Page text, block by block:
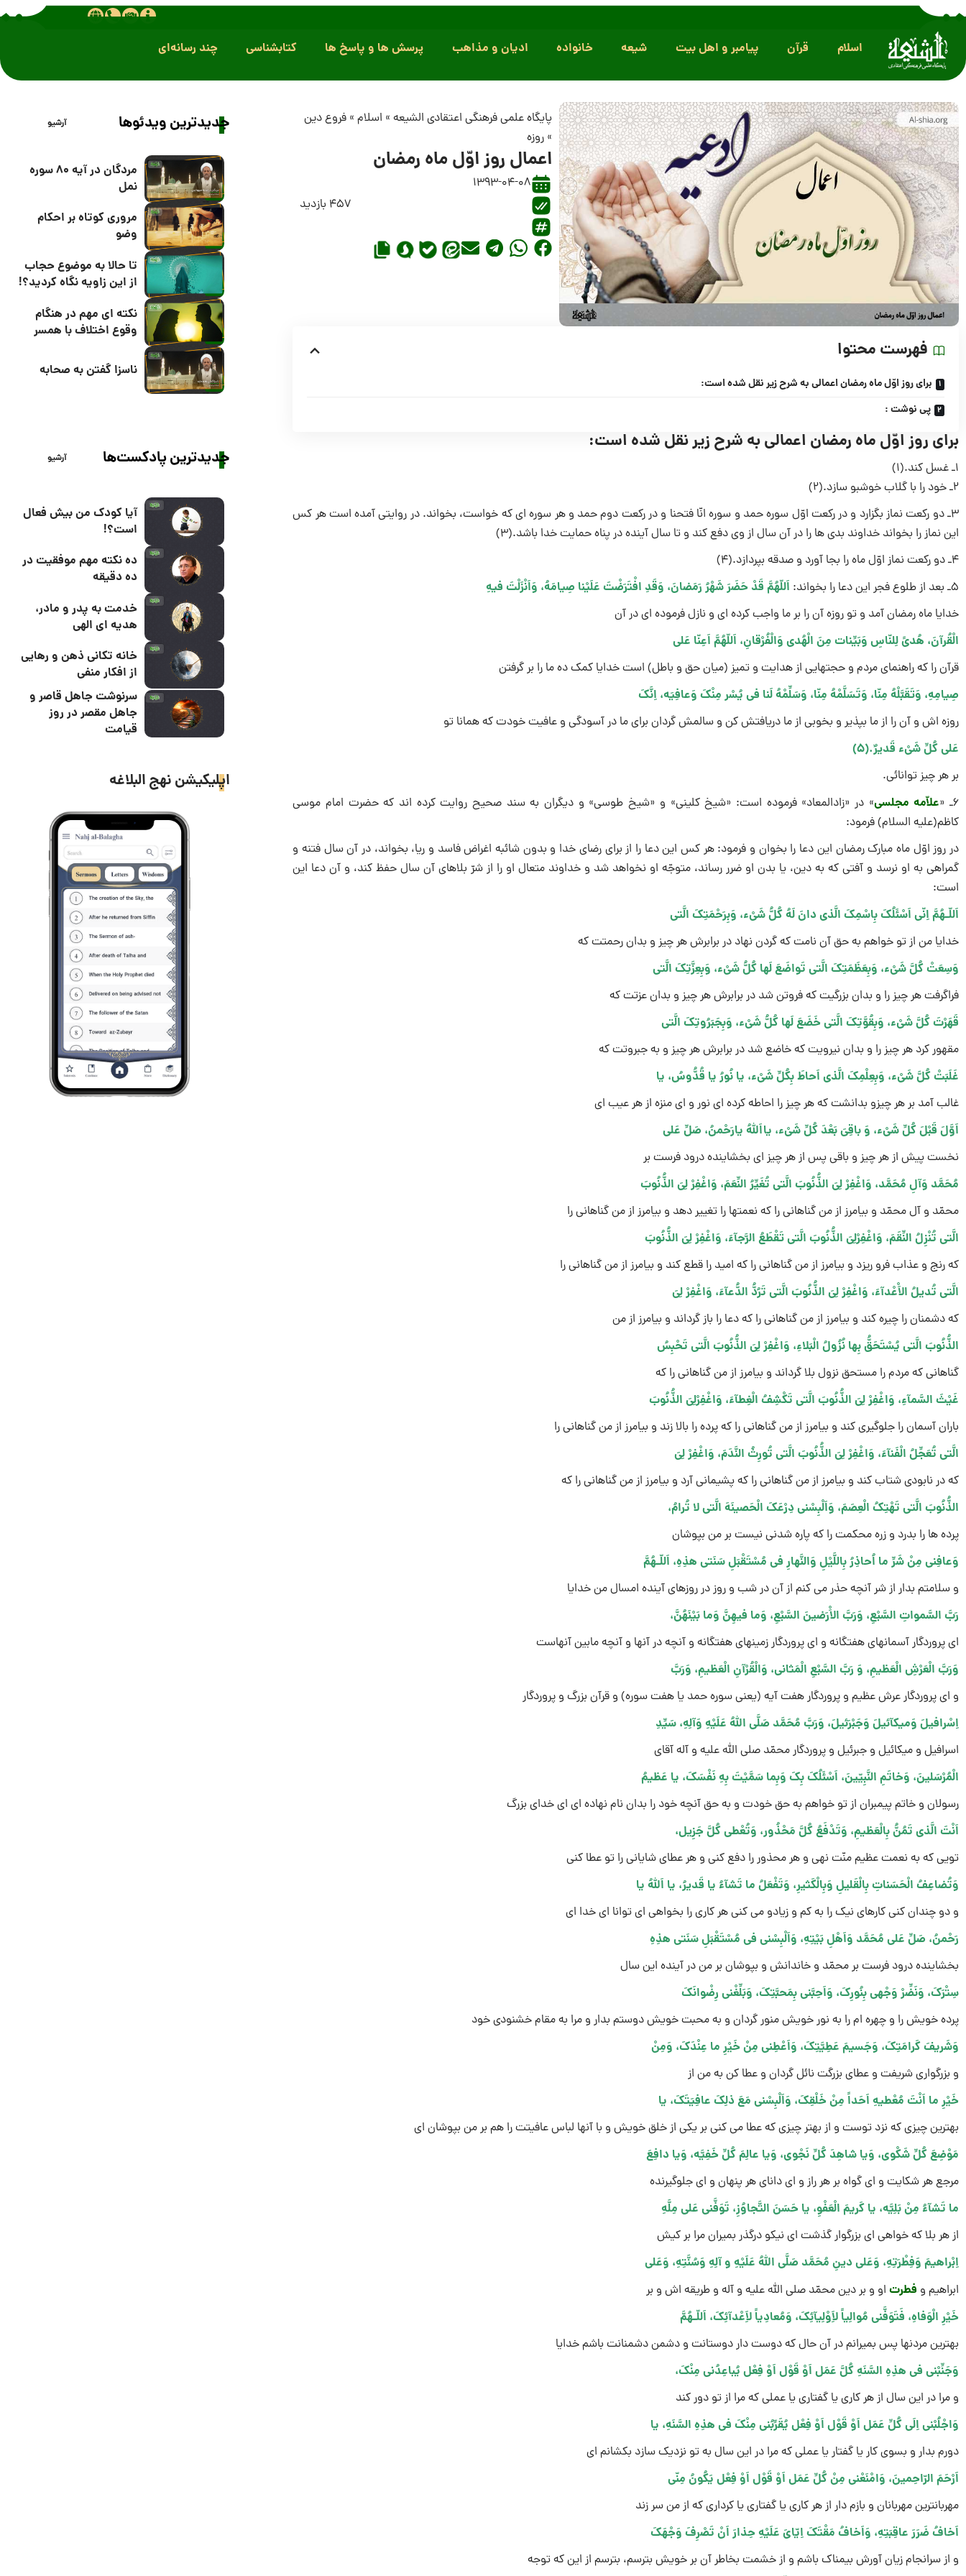
اسلام قرآن پیامبر و اهل بیت شیعه خانواده ادیان و مذاهب پرسش ها و پاسخ ها کتابشناسی چند رسانه‌ای
پایگاه علمی فرهنگی اعتقادی الشیعه » اسلام »فروع دین
»روزه
اعمال روز اوّل ماه رمضان
1393-04-08
457 بازدید
فهرست محتوا
براى روز اوّل ماه رمضان اعمالى به شرح زیر نقل شده است:
پی نوشت :
براى روز اوّل ماه رمضان اعمالى به شرح زیر نقل شده است:
۱ـ غسل کند.(۱)
۲ـ خود را با گلاب خوشبو سازد.(۲)
۳ـ دو رکعت نماز بگزارد و در رکعت اوّل سوره حمد و سوره انّا فتحنا و در رکعت دوم حمد و هر سوره اى که خواست، بخواند. در روایتى آمده است هر کس
این نماز را بخواند خداوند بدى ها را در آن سال از وى دفع کند و تا سال آینده در پناه حمایت خدا باشد.(۳)
۴ـ دو رکعت نماز اوّل ماه را بجا آورد و صدقه بپردازد.(۴)
۵ـ بعد از طلوع فجر این دعا را بخواند:
اَللّهُمَّ قَدْ حَضَرَ شَهْرُ رَمَضانَ، وَقَدِ افْتَرَضْتَ عَلَیْنا صِیامَهُ، وَاَنْزَلْتَ فیهِ
خدایا ماه رمضان آمد و تو روزه آن را بر ما واجب کرده اى و نازل فرموده اى در آن
الْقُرآنَ، هُدىً لِلنّاسِ وَبَیِّنات مِنَ الْهُدى وَالْفُرْقانِ، اَللّهُمَّ اَعِنّا عَلى
قرآن را که راهنماى مردم و حجتهایى از هدایت و تمیز (میان حق و باطل) است خدایا کمک ده ما را بر گرفتن
صِیامِهِ، وَتَقَبَّلْهُ مِنّا، وَتَسَلَّمْهُ مِنّا، وَسَلِّمْهُ لَنا فى یُسْر مِنْکَ وَعافِیَه، اِنَّکَ
روزه اش و آن را از ما بپذیر و بخوبى از ما دریافتش کن و سالمش گردان براى ما در آسودگى و عافیت خودت که همانا تو
عَلى کُلِّ شَىْء قَدیرٌ.(۵)
بر هر چیز توانائى.
۶ـ «
علاّمه مجلسى» در «زادالمعاد» فرموده است: «شیخ کلینى» و «شیخ طوسى» و دیگران به سند صحیح روایت کرده اند که حضرت امام موسى
کاظم(علیه السلام) فرمود:
در روز اوّل ماه مبارک رمضان این دعا را بخوان و فرمود: هر کس این دعا را از براى رضاى خدا و بدون شائبه اغراض فاسد و ریا، بخواند، در آن سال فتنه و
گمراهى به او نرسد و آفتى که به دین، یا بدن او ضرر رساند، متوجّه او نخواهد شد و خداوند متعال او را از شرّ بلاهاى آن سال حفظ کند، و آن دعا این
است:
اَللّـهُمَّ اِنّى اَسْئَلُکَ بِاسْمِکَ الَّذى دانَ لَهُ کُلُّ شَىْء، وَبِرَحْمَتِکَ الَّتى
خدایا من از تو خواهم به حق آن نامت که گردن نهاد در برابرش هر چیز و بدان رحمتت که
وَسِعَتْ کُلَّ شَىْء، وَبِعَظَمَتِکَ الَّتى تَواضَعَ لَها کُلُّ شَىْء، وَبِعِزَّتِکَ الَّتى
فراگرفت هر چیز را و بدان بزرگیت که فروتن شد در برابرش هر چیز و بدان عزتت که
قَهَرْتَ کُلَّ شَىْء، وَبِقُوَّتِکَ الَّتى خَضَعَ لَها کُلُّ شَىْء، وَبِجَبَرُوتِکَ الَّتى
مقهور کرد هر چیز را و بدان نیرویت که خاضع شد در برابرش هر چیز و به جبروتت که
غَلَبَتْ کُلَّ شَىْء، وَبِعِلْمِکَ الَّذى اَحاطَ بِکُلِّ شَىْء، یا نُورُ یا قُدُّوسُ، یا
غالب آمد بر هر چیزو بدانشت که هر چیز را احاطه کرده اى نور و اى منزه از هر عیب اى
اَوَّلَ قَبْلَ کُلِّ شَىْء، وَ باقِىَ بَعْدَ کُلِّ شَىْء، یااَللهُ یارَحْمنُ، صَلِّ عَلى
نخست پیش از هر چیز و باقى پس از هر چیز اى بخشاینده درود فرست بر
مُحَمَّد وَآلِ مُحَمَّد، وَاغْفِرْ لِىَ الذُّنُوبَ الَّتى تُغَیِّرُ النِّعَمَ، وَاغْفِرْ لِىَ الذُّنُوبَ
محمّد و آل محمّد و بیامرز از من گناهانى را که نعمتها را تغییر دهد و بیامرز از من گناهانى را
الَّتى تُنْزِلُ النِّقَمَ، وَاغْفِرْلِىَ الذُّنُوبَ الَّتى تَقْطَعُ الرَّجآءَ، وَاغْفِرْ لِىَ الذُّنُوبَ
که رنج و عذاب فرو ریزد و بیامرز از من گناهانى را که امید را قطع کند و بیامرز از من گناهانى را
الَّتى تُدیلُ الاَْعْدآءَ، وَاغْفِرْ لِىَ الذُّنُوبَ الَّتى تَرُدُّ الدُّعآءَ، وَاغْفِرْ لِىَ
که دشمنان را چیره کند و بیامرز از من گناهانى را که دعا را باز گرداند و بیامرز از من
الذُّنُوبَ الَّتى یُسْتَحَقُّ بِها نُزُولُ الْبَلاءِ، وَاغْفِرْ لِىَ الذُّنُوبَ الَّتى تَحْبِسُ
گناهانى که مردم را مستحق نزول بلا گرداند و بیامرز از من گناهانى را که
غَیْثَ السَّمآءِ، وَاغْفِرْ لِىَ الذُّنُوبَ الَّتى تَکْشِفُ الْغِطآءَ، وَاغْفِرْلِىَ الذُّنُوبَ
باران آسمان را جلوگیرى کند و بیامرز از من گناهانى را که پرده را بالا زند و بیامرز از من گناهانى را
الَّتى تُعَجِّلُ الْفَنآءَ، وَاغْفِرْ لِىَ الذُّنُوبَ الَّتى تُورِثُ النَّدَمَ، وَاغْفِرْ لِىَ
که در نابودى شتاب کند و بیامرز از من گناهانى را که پشیمانى آرد و بیامرز از من گناهانى را که
الذُّنُوبَ الَّتى تَهْتِکُ الْعِصَمَ، وَاَلْبِسْنى دِرْعَکَ الْحَصینَهَ الَّتى لا تُرامُ،
پرده ها را بدرد و زره محکمت را که پاره شدنى نیست بر من بپوشان
وَعافِنى مِنْ شَرِّ ما اُحاذِرُ بِاللَّیْلِ وَالنَّهارِ فى مُسْتَقْبَلِ سَنَتى هذِهِ، اَللّـهُمَّ
و سلامتم بدار از شر آنچه حذر مى کنم از آن در شب و روز در روزهاى آینده امسال من خدایا
رَبَّ السَّمواتِ السَّبْعِ، وَرَبَّ الاَْرَضینَ السَّبْعِ، وَما فیهِنَّ وَما بَیْنَهُنَّ،
اى پروردگار آسمانهاى هفتگانه و اى پروردگار زمینهاى هفتگانه و آنچه در آنها و آنچه مابین آنهاست
وَرَبَّ الْعَرْشِ الْعَظیمِ، وَ رَبَّ السَّبْعِ الْمَثانى، وَالْقُرْآنِ الْعَظیمِ، وَرَبَّ
و اى پروردگار عرش عظیم و پروردگار هفت آیه (یعنى سوره حمد یا هفت سوره) و قرآن بزرگ و پروردگار
اِسْرافیلَ وَمیکآئیلَ وَجَبْرَئیلَ، وَرَبَّ مُحَمَّد صَلَّى اللهُ عَلَیْهِ وَآلِهِ، سَیِّدِ
اسرافیل و میکائیل و جبرئیل و پروردگار محمّد صلى الله علیه و آله آقاى
الْمُرْسَلینَ، وَخاتَمِ النَّبِیّینَ، اَسْئَلُکَ بِکَ وَبِما سَمَّیْتَ بِهِ نَفْسَکَ، یا عَظیمُ
رسولان و خاتم پیمبران از تو خواهم به حق خودت و به حق آنچه خود را بدان نام نهاده اى اى خداى بزرگ
اَنْتَ الَّذى تَمُنُّ بِالْعَظیمِ، وَتَدْفَعُ کُلَّ مَحْذُور، وَتُعْطى کُلَّ جَزِیل،
تویى که به نعمت عظیم منّت نهى و هر محذور را دفع کنى و هر عطاى شایانى را تو عطا کنى
وَتُضاعِفُ الْحَسَناتِ بِالْقَلیلِ وَبِالْکَثیرِ، وَتَفْعَلُ ما تَشآءُ یا قَدیرُ، یا اَللهُ یا
و دو چندان کنى کارهاى نیک را به کم و زیادو مى کنى هر کارى را بخواهى اى توانا اى خدا اى
رَحْمنُ، صَلِّ عَلى مُحَمَّد وَاَهْلِ بَیْتِهِ، وَاَلْبِسْنى فى مُسْتَقْبَلِ سَنَتى هذِهِ
بخشاینده درود فرست بر محمّد و خاندانش و بپوشان بر من در آینده این سال
سِتْرَکَ، وَنَضِّرْ وَجْهى بِنُورِکَ، وَاَحِبَّنى بِمَحبَّتِکَ، وَبَلِّغْنى رِضْوانَکَ
پرده خویش را و چهره ام را به نور خویش منور گردان و به محبت خویش دوستم بدار و مرا به مقام خشنودى خود
وَشَریفَ کَرامَتِکَ، وَجَسیمَ عَطِیَّتِکَ، وَاَعْطِنى مِنْ خَیْرِ ما عِنْدَکَ، وَمِنْ
و بزرگوارى شریفت و عطاى بزرگت نائل گردان و عطا کن به من از
خَیْرِ ما اَنْتَ مُعْطیهِ اَحَداً مِنْ خَلْقِکَ، وَاَلْبِسْنى مَعَ ذلِکَ عافِیَتَکَ، یا
بهترین چیزى که نزد توست و از بهتر چیزى که عطا مى کنى بر یکى از خلق خویش و با آنها لباس عافیتت را هم بر من بپوشان اى
مَوْضِعَ کُلِّ شَکْوى، وَیا شاهِدَ کُلِّ نَجْوى، وَیا عالِمَ کُلِّ خَفِیَّه، وَیا دافِعَ
مرجع هر شکایت و اى گواه بر هر راز و اى داناى هر پنهان و اى جلوگیرنده
ما تَشآءُ مِنْ بَلِیَّه، یا کَریمَ الْعَفْوِ، یا حَسَنَ التَّجاوُزِ، تَوَفَّنى عَلى مِلَّهِ
از هر بلا که خواهى اى بزرگوار گذشت اى نیکو درگذر بمیران مرا بر کیش
اِبْراهیمَ وَفِطْرَتِهِ، وَعَلى دینِ مُحَمَّد صَلَّى اللهُ عَلَیْهِ و آلِهِ وَسُنَّتِهِ، وَعَلى
ابراهیم و فطرت او و بر دین محمّد صلى الله علیه و آله و طریقه اش و بر
خَیْرِ الْوَفاهِ، فَتَوَفَّنى مُوالِیاً لاَِوْلِیآئِکَ، وَمُعادِیاً لاَِعْدآئِکَ، اَللّـهُمَّ
بهترین مردنها پس بمیرانم در آن حال که دوست دار دوستانت و دشمن دشمنانت باشم خدایا
وَجَنِّبْنى فى هذِهِ السَّنَهِ کُلَّ عَمَل اَوْ قَوْل اَوْ فِعْل یُباعِدُنى مِنْکَ،
و مرا در این سال از هر کارى یا گفتارى یا عملى که مرا از تو دور کند
وَاجْلُبْنى اِلَى کُلِّ عَمَل اَوْ قَوْل اَوْ فِعْل یُقَرِّبُنى مِنْکَ فى هذِهِ السَّنَهِ، یا
دورم بدار و بسوى کار یا گفتار یا عملى که مرا در این سال به تو نزدیک سازد بکشانم اى
اَرْحَمَ الرّاحِمینَ، وَامْنَعْنى مِنْ کُلِّ عَمَل اَوْ قَوْل اَوْ فِعْل یَکُونُ مِنّى
مهربانترین مهربانان و بازم دار از هر کارى یا گفتارى یا کردارى که از من سر زند
اَخافُ ضَرَرَ عاقِبَتِهِ، وَاَخافُ مَقْتَکَ اِیّاىَ عَلَیْهِ حِذارَ اَنْ تَصْرِفَ وَجْهَکَ
و از سرانجام زیان آورش بیمناک باشم و از خشمت بخاطر آن بر خویش بترسم، بترسم از این که توجه
جدیدترین ویدئوها آرشیو
مردگان در آیه 80 سوره
نمل
مروری کوتاه بر احکام
وضو
تا حالا به موضوع حجاب
از این زاویه نگاه کردید؟!
نکته ای مهم در هنگام
وقوع اختلاف با همسر
ناسزا گفتن به صحابه
جدیدترین پادکست‌ها آرشیو
آیا کودک من بیش فعال
است؟!
ده نکته مهم موفقیت در
ده دقیقه
خدمت به پدر و مادر،
هدیه ای الهی
خانه تکانی ذهن و رهایی
از افکار منفی
سرنوشت جاهل قاصر و
جاهل مقصر در روز
قیامت
اپلیکیشن نهج البلاغه